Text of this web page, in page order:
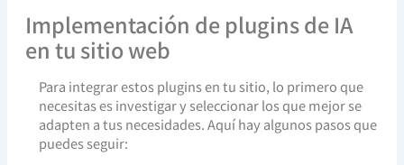
Implementación de plugins de IA
en tu sitio web
Para integrar estos plugins en tu sitio, lo primero que
necesitas es investigar y seleccionar los que mejor se
adapten a tus necesidades. Aquí hay algunos pasos que
puedes seguir: